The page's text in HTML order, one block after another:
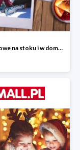
Ferie zimowe na stoku i w domu w Mall.pl do -40%